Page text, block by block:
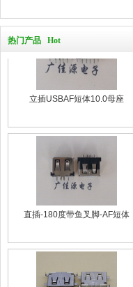
热门产品 Hot
立插USBAF短体10.0母座
直插-180度带鱼叉脚-AF短体
USB接口 USB沉版1.1/1.9母座总